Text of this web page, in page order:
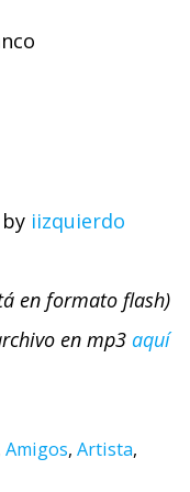
by iizquierdo
en formato flash)
en mp3 aquí
Amigos, Artista,